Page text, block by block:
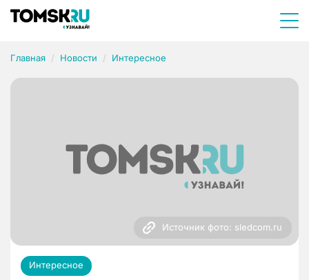
Главная Новости Интересное
Источник фото: sledcom.ru
Интересное